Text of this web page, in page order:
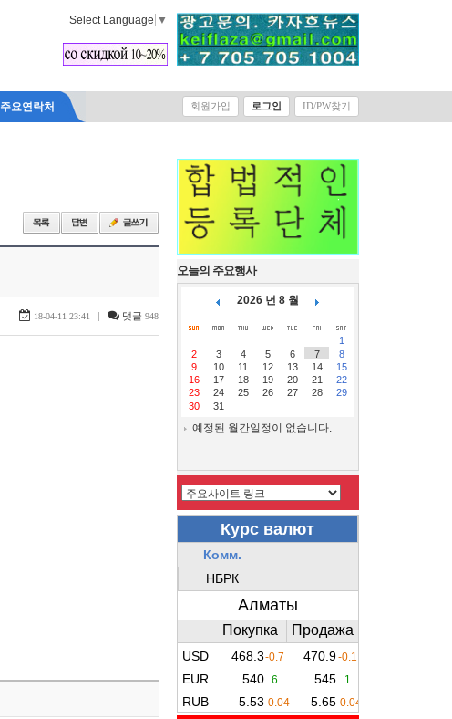
Select Language ▼
주요연락처 회원가입 로그인 ID/PW찾기
18-04-11 23:41 | 댓글 948
오늘의 주요행사
2026 년 8 월
1
2
3 4 5 6 7
8
9
10 11 12 13 14
15
16
17 18 19 20 21
22
23
24 25 26 27 28
29
30
31
예정된 월간일정이 없습니다.